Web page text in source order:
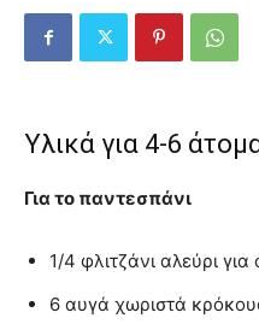
Υλικά για 4-6
Για το παντεσπάνι
1/4 φλιτζάνι αλεύρι για
6 αυγά χωριστά